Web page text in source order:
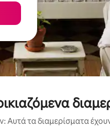
Αυτά τα διαμερίσματα